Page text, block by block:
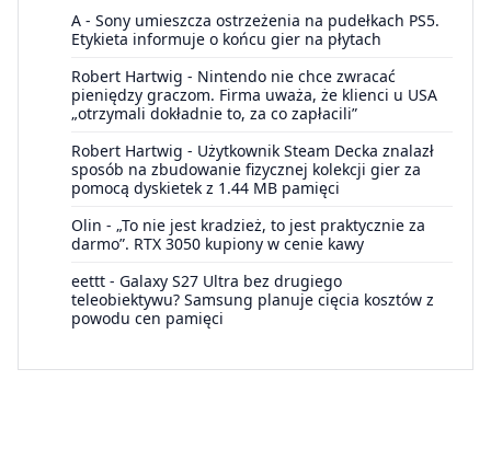
A - Sony umieszcza ostrzeżenia na pudełkach PS5.
Etykieta informuje o końcu gier na płytach
Robert Hartwig - Nintendo nie chce zwracać
pieniędzy graczom. Firma uważa, że klienci u USA
„otrzymali dokładnie to, za co zapłacili”
Robert Hartwig - Użytkownik Steam Decka znalazł
sposób na zbudowanie fizycznej kolekcji gier za
pomocą dyskietek z 1.44 MB pamięci
Olin - „To nie jest kradzież, to jest praktycznie za
darmo”. RTX 3050 kupiony w cenie kawy
eettt - Galaxy S27 Ultra bez drugiego
teleobiektywu? Samsung planuje cięcia kosztów z
powodu cen pamięci